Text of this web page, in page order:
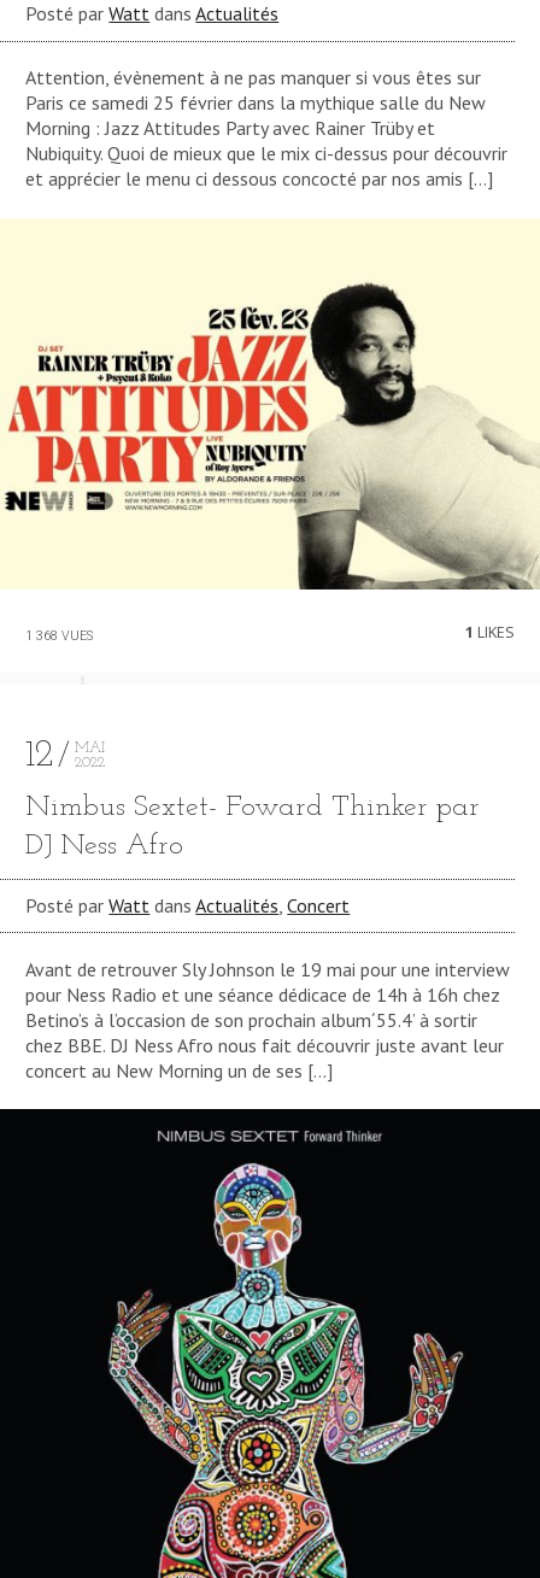
Posté parWatt dansActualités
Attention, évènement à ne pas manquer si vous êtes sur
Paris ce samedi 25 février dans la mythique salle du New
Morning : Jazz Attitudes Party avec Rainer Trüby et
Nubiquity. Quoi de mieux que le mix ci-dessus pour découvrir
et apprécier le menu ci dessous concocté par nos amis […]
1 368 VUES 1 LIKES
12
MAI
2022
Nimbus Sextet- Foward Thinker par
DJ Ness Afro
Posté parWatt dansActualités ,Concert
Avant de retrouver Sly Johnson le 19 mai pour une interview
pour Ness Radio et une séance dédicace de 14h à 16h chez
Betino’s à l’occasion de son prochain album´55.4’ à sortir
chez BBE. DJ Ness Afro nous fait découvrir juste avant leur
concert au New Morning un de ses […]